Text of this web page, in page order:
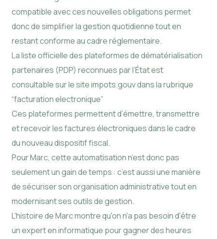
compatible avec ces nouvelles obligations permet
donc de simplifier la gestion quotidienne tout en
restant conforme au cadre réglementaire.
La liste officielle des plateformes de dématérialisation
partenaires (PDP) reconnues par l’État est
consultable sur le site impots.gouv dans la rubrique
“facturation electronique”
Ces plateformes permettent d’émettre, transmettre
et recevoir les factures électroniques dans le cadre
du nouveau dispositif fiscal.
Pour Marc, cette automatisation n’est donc pas
seulement un gain de temps : c’est aussi une manière
de sécuriser son organisation administrative tout en
modernisant ses outils de gestion.
L'histoire de Marc montre qu'on n'a pas besoin d'être
un expert en informatique pour gagner des heures